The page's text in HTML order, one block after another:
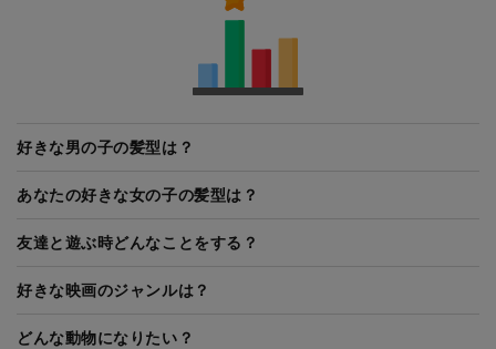
好きな男の子の髪型は？
あなたの好きな女の子の髪型は？
友達と遊ぶ時どんなことをする？
好きな映画のジャンルは？
どんな動物になりたい？